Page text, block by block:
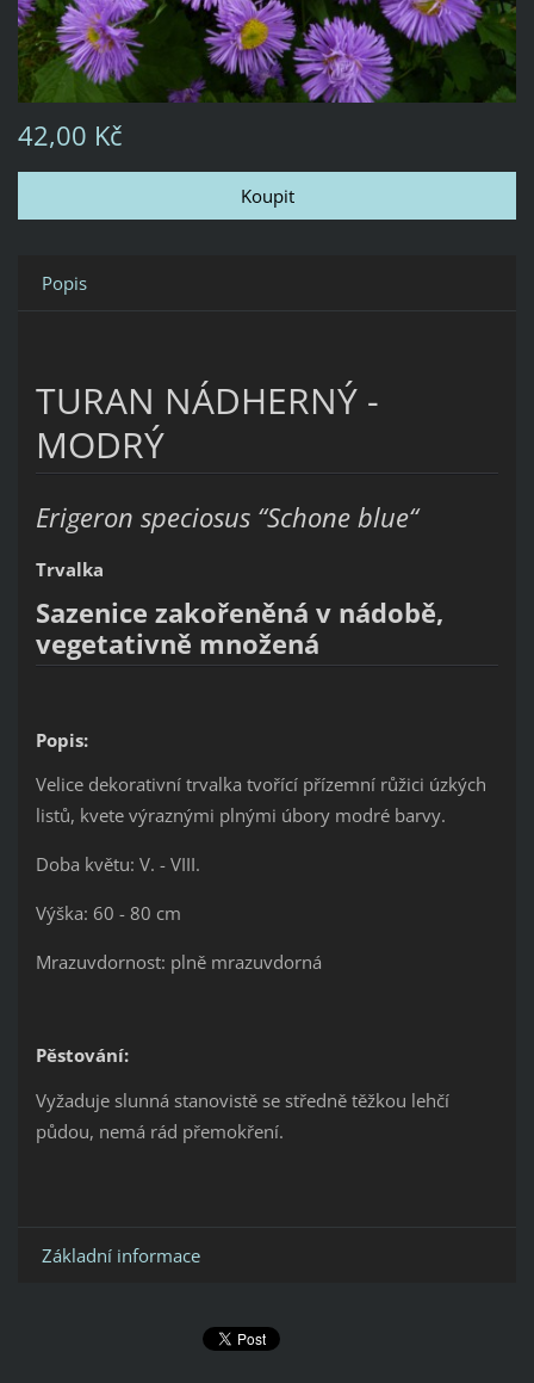
42,00 Kč
Popis
TURAN NÁDHERNÝ -
MODRÝ
Erigeron speciosus “Schone blue“
Trvalka
Sazenice zakořeněná v nádobě,
vegetativně množená
Popis:
Velice dekorativní trvalka tvořící přízemní růžici úzkých
listů, kvete výraznými plnými úbory modré barvy.
Doba květu: V. - VIII.
Výška: 60 - 80 cm
Mrazuvdornost: plně mrazuvdorná
Pěstování:
Vyžaduje slunná stanovistě se středně těžkou lehčí
půdou, nemá rád přemokření.
Základní informace